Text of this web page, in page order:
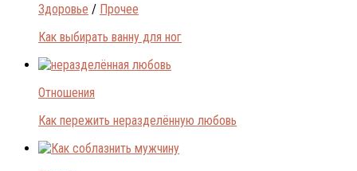
Здоровье / Прочее
Как выбирать ванну для ног
Отношения
Как пережить неразделённую любовь